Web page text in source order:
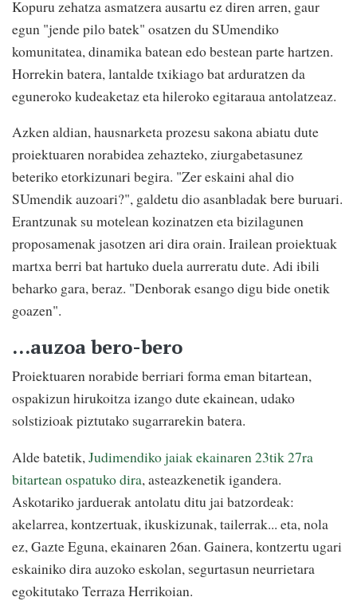
Kopuru zehatza asmatzera ausartu ez diren arren, gaur
egun "jende pilo batek" osatzen du SUmendiko
komunitatea, dinamika batean edo bestean parte hartzen.
Horrekin batera, lantalde txikiago bat arduratzen da
eguneroko kudeaketaz eta hileroko egitaraua antolatzeaz.
Azken aldian, hausnarketa prozesu sakona abiatu dute
proiektuaren norabidea zehazteko, ziurgabetasunez
beteriko etorkizunari begira. "Zer eskaini ahal dio
SUmendik auzoari?", galdetu dio asanbladak bere buruari.
Erantzunak su motelean kozinatzen eta bizilagunen
proposamenak jasotzen ari dira orain. Irailean proiektuak
martxa berri bat hartuko duela aurreratu dute. Adi ibili
beharko gara, beraz. "Denborak esango digu bide onetik
goazen".
...auzoa bero-bero
Proiektuaren norabide berriari forma eman bitartean,
ospakizun hirukoitza izango dute ekainean, udako
solstizioak piztutako sugarrarekin batera.
Alde batetik, Judimendiko jaiak ekainaren 23tik 27ra
bitartean ospatuko dira, asteazkenetik igandera.
Askotariko jarduerak antolatu ditu jai batzordeak:
akelarrea, kontzertuak, ikuskizunak, tailerrak... eta, nola
ez, Gazte Eguna, ekainaren 26an. Gainera, kontzertu ugari
eskainiko dira auzoko eskolan, segurtasun neurrietara
egokitutako Terraza Herrikoian.